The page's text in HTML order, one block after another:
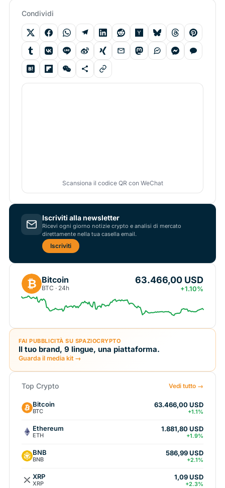
Condividi
Scansiona il codice QR con WeChat
Iscriviti alla newsletter
Ricevi ogni giorno notizie crypto e analisi di mercato
direttamente nella tua casella email.
Iscriviti
₿ Bitcoin
BTC · 24h
63.466,00 USD
+1.10%
FAI PUBBLICITÀ SU SPAZIOCRYPTO
Il tuo brand, 9 lingue, una piattaforma.
Guarda il media kit →
Top Crypto Vedi tutto →
Bitcoin
BTC
63.466,00 USD
+1.1%
Ethereum
ETH
1.881,80 USD
+1.9%
BNB
BNB
586,99 USD
+2.1%
XRP
XRP
1,09 USD
+2.3%